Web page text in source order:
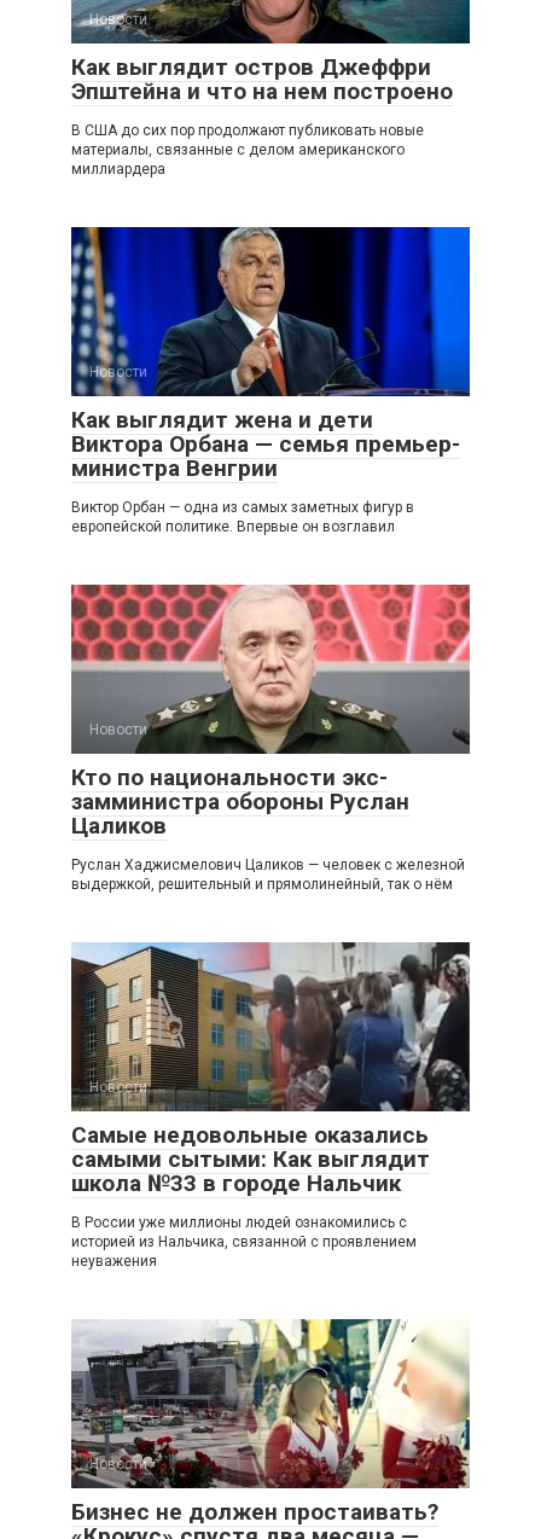
Новости
Как выглядит остров Джеффри
Эпштейна и что на нем построено
В США до сих пор продолжают публиковать новые
материалы, связанные с делом американского
миллиардера
Новости
Как выглядит жена и дети
Виктора Орбана — семья премьер-
министра Венгрии
Виктор Орбан — одна из самых заметных фигур в
европейской политике. Впервые он возглавил
Новости
Кто по национальности экс-
замминистра обороны Руслан
Цаликов
Руслан Хаджисмелович Цаликов — человек с железной
выдержкой, решительный и прямолинейный, так о нём
Новости
Самые недовольные оказались
самыми сытыми: Как выглядит
школа №33 в городе Нальчик
В России уже миллионы людей ознакомились с
историей из Нальчика, связанной с проявлением
неуважения
Новости
Бизнес не должен простаивать?